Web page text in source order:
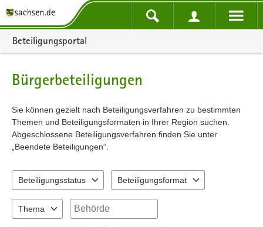
Beteiligungsportal
Bürgerbeteiligungen
Sie können gezielt nach Beteiligungsverfahren zu bestimmten
Themen und Beteiligungsformaten in Ihrer Region suchen.
Abgeschlossene Beteiligungsverfahren finden Sie unter
„Beendete Beteiligungen“.
Beteiligungsstatus
Beteiligungsformat
Thema
Behörde